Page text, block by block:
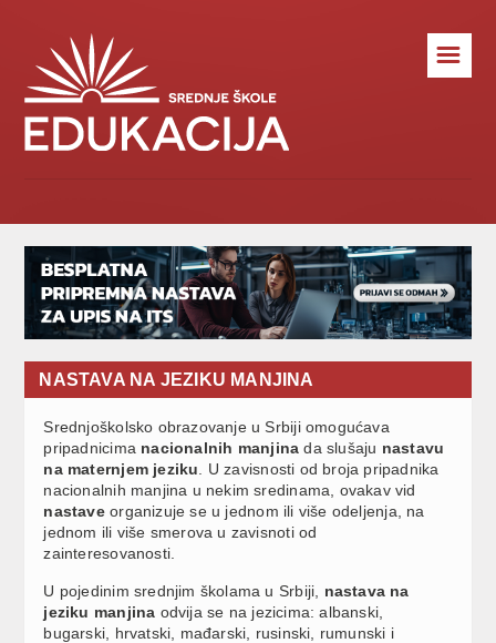
☰
NASTAVA NA JEZIKU MANJINA
Srednjoškolsko obrazovanje u Srbiji omogućava
pripadnicima nacionalnih manjina da slušaju nastavu
na maternjem jeziku . U zavisnosti od broja pripadnika
nacionalnih manjina u nekim sredinama, ovakav vid
nastaveorganizuje se u jednom ili više odeljenja, na
jednom ili više smerova u zavisnoti od
zainteresovanosti.
U pojedinim srednjim školama u Srbiji, nastava na
jeziku manjina odvija se na jezicima: albanski,
bugarski, hrvatski, mađarski, rusinski, rumunski i